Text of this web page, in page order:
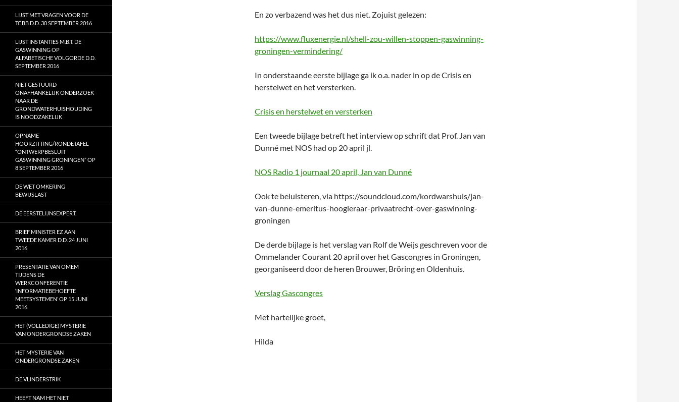
En zo verbazend was het dus niet. Zojuist gelezen:
https://www.fluxenergie.nl/shell-zou-willen-stoppen-gaswinning-
groningen-vermindering/
In onderstaande eerste bijlage ga ik o.a. nader in op de Crisis en
herstelwet en het versterken.
Crisis en herstelwet en versterken
Een tweede bijlage betreft het interview op schrift dat Prof. Jan van
Dunné met NOS had op 20 april jl.
NOS Radio 1 journaal 20 april, Jan van Dunné
Ook te beluisteren, via https://soundcloud.com/kordwarshuis/jan-
van-dunne-emeritus-hoogleraar-privaatrecht-over-gaswinning-
groningen
De derde bijlage is het verslag van Rolf de Weijs geschreven voor de
Ommelander Courant 20 april over het Gascongres in Groningen,
georganiseerd door de heren Brouwer, Bröring en Oldenhuis.
Verslag Gascongres
Met hartelijke groet,
Hilda
LIJST MET VRAGEN VOOR DE
TCBB D.D. 30 SEPTEMBER 2016
LIJST INSTANTIES M.B.T. DE
GASWINNING OP
ALFABETISCHE VOLGORDE D.D.
SEPTEMBER 2016
NIET GESTUURD
ONAFHANKELIJK ONDERZOEK
NAAR DE
GRONDWATERHUISHOUDING
IS NOODZAKELIJK
OPNAME
HOORZITTING/RONDETAFEL
“ONTWERPBESLUIT
GASWINNING GRONINGEN” OP
8 SEPTEMBER 2016
DE WET OMKERING
BEWIJSLAST
DE EERSTELIJNSEXPERT.
BRIEF MINISTER EZ AAN
TWEEDE KAMER D.D. 24 JUNI
2016
PRESENTATIE VAN OMEM
TIJDENS DE
WERKCONFERENTIE
‘INFORMATIEBEHOEFTE
MEETSYSTEMEN’ OP 15 JUNI
2016.
HET (VOLLEDIGE) MYSTERIE
VAN ONDERGRONDSE ZAKEN
HET MYSTERIE VAN
ONDERGRONDSE ZAKEN
DE VLINDERSTRIK
HEEFT NAM HET NIET